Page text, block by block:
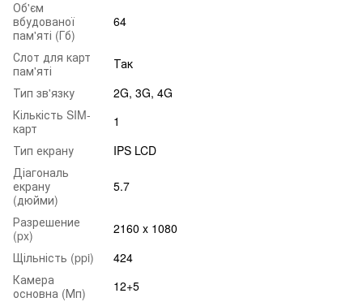
Об'єм
вбудованої
пам'яті (Гб)
64
Слот для карт
пам'яті
Так
Тип зв'язку
2G, 3G, 4G
Кількість SIM-
карт
1
Тип екрану
IPS LCD
Діагональ
екрану
(дюйми)
5.7
Разрешение
(px)
2160 x 1080
Щільність (ppi)
424
Камера
основна (Мп)
12+5